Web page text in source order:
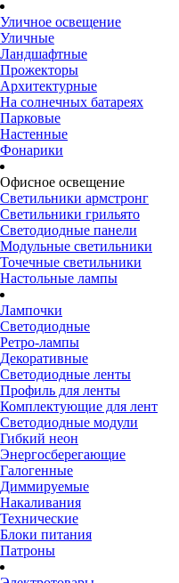
Уличное освещение
Уличные
Ландшафтные
Прожекторы
Архитектурные
На солнечных батареях
Парковые
Настенные
Фонарики
Офисное освещение
Светильники армстронг
Светильники грильято
Светодиодные панели
Модульные светильники
Точечные светильники
Настольные лампы
Лампочки
Светодиодные
Ретро-лампы
Декоративные
Светодиодные ленты
Профиль для ленты
Комплектующие для лент
Светодиодные модули
Гибкий неон
Энергосберегающие
Галогенные
Диммируемые
Накаливания
Технические
Блоки питания
Патроны